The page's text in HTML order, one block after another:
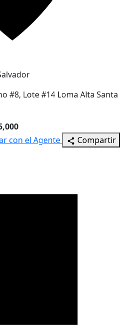
#8, Lote #14 Loma Alta Santa
con el Agente Compartir